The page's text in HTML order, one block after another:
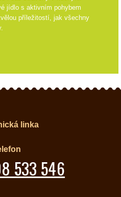
jídlo s aktivním pohybem
příležitostí, jak všechny
linka
533 546